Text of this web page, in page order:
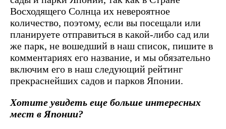
Восходящего Солнца их невероятное
количество, поэтому, если вы посещали или
планируете отправиться в какой-либо сад или
же парк, не вошедший в наш список, пишите в
комментариях его название, и мы обязательно
включим его в наш следующий рейтинг
прекраснейших садов и парков Японии.
Хотите увидеть еще больше интересных
мест в Японии?